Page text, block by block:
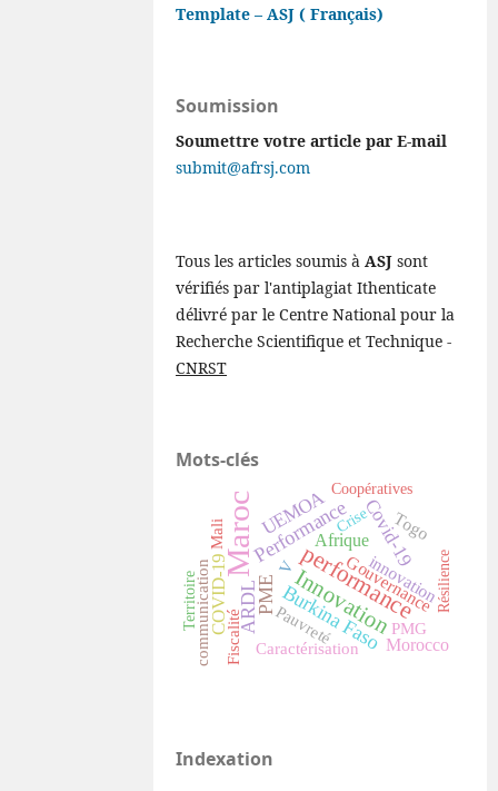
Template – ASJ ( Français)
Soumission
Soumettre votre article par E-mail
submit@afrsj.com
Tous les articles soumis àASJ sont
vérifiés par l'antiplagiat Ithenticate
délivré par le Centre National pour la
Recherche Scientifique et Technique -
CNRST
Mots-clés
Maroc
performance
Innovation
Performance
Burkina Faso
ARDLPME
Covid-19
UEMOA
Afrique
COVID-19 Gouvernance
Morocco
innovation
Togo
Pauvreté
communication Fiscalité Caractérisation
V
Mali
PMG
Coopératives
Territoire
Crise
Résilience
Indexation